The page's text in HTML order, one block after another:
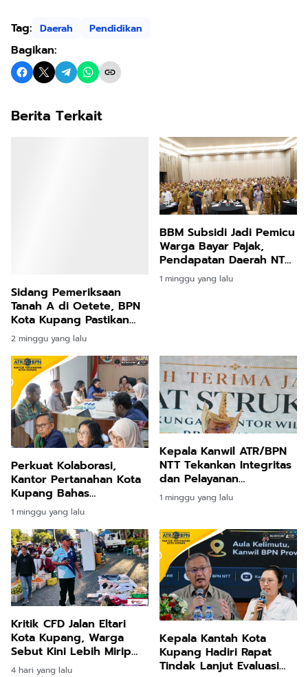
Tag: Daerah Pendidikan
Bagikan:
Berita Terkait
Sidang Pemeriksaan
Tanah A di Oetete, BPN
Kota Kupang Pastikan
Data Pertanahan Akurat
dan Berkekuatan Hukum
2 minggu yang lalu
BBM Subsidi Jadi Pemicu
Warga Bayar Pajak,
Pendapatan Daerah NTT
Naik hingga 30 Persen
1 minggu yang lalu
Perkuat Kolaborasi,
Kantor Pertanahan Kota
Kupang Bahas
Pelaksanaan Program
Konsolidasi Tanah
1 minggu yang lalu
Kepala Kanwil ATR/BPN
NTT Tekankan Integritas
dan Pelayanan
Berempati bagi Seluruh
Jajaran BPN
1 minggu yang lalu
Kritik CFD Jalan Eltari
Kota Kupang, Warga
Sebut Kini Lebih Mirip
Pasar Pagi daripada
4 hari yang lalu
Kepala Kantah Kota
Kupang Hadiri Rapat
Tindak Lanjut Evaluasi